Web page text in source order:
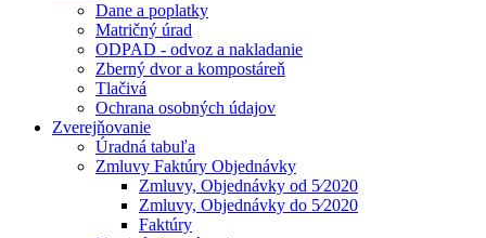
Dane a poplatky
Matričný úrad
ODPAD - odvoz a nakladanie
Zberný dvor a kompostáreň
Tlačivá
Ochrana osobných údajov
Zverejňovanie
Úradná tabuľa
Zmluvy Faktúry Objednávky
Zmluvy, Objednávky od 5⁄2020
Zmluvy, Objednávky do 5⁄2020
Faktúry